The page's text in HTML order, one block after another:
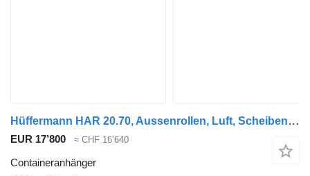
Hüffermann HAR 20.70, Aussenrollen, Luft, Scheibenbremse
EUR 17’800 ≈ CHF 16’640
Containeranhänger